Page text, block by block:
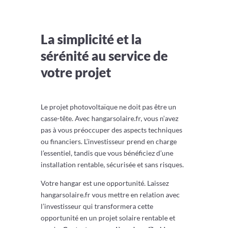
La simplicité et la
sérénité au service de
votre projet
Le projet photovoltaïque ne doit pas être un
casse-tête. Avec hangarsolaire.fr, vous n’avez
pas à vous préoccuper des aspects techniques
ou financiers. L’investisseur prend en charge
l’essentiel, tandis que vous bénéficiez d’une
installation rentable, sécurisée et sans risques.
Votre hangar est une opportunité. Laissez
hangarsolaire.fr vous mettre en relation avec
l’investisseur qui transformera cette
opportunité en un projet solaire rentable et